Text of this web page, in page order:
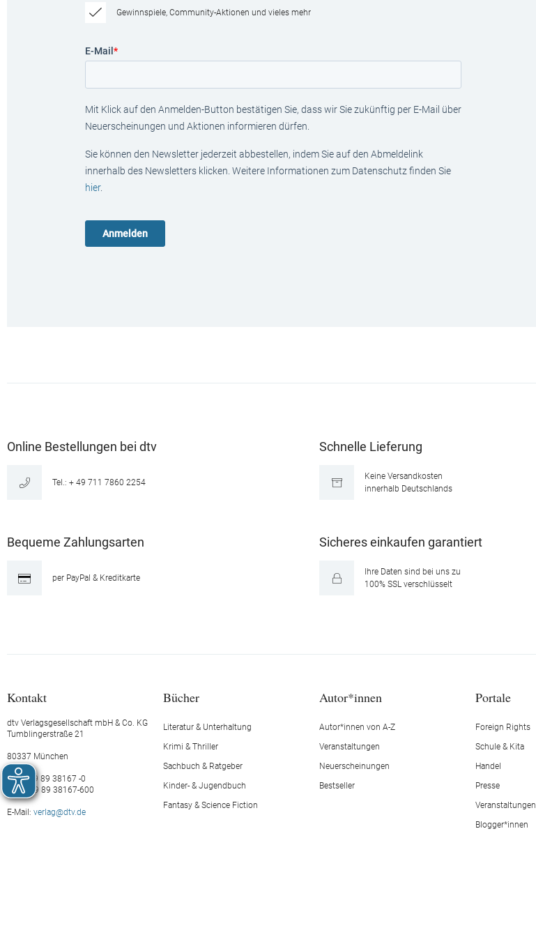
Gewinnspiele, Community-Aktionen und vieles mehr
E-Mail *
Mit Klick auf den Anmelden-Button bestätigen Sie, dass wir Sie zukünftig per E-Mail über
Neuerscheinungen und Aktionen informieren dürfen.
Sie können den Newsletter jederzeit abbestellen, indem Sie auf den Abmeldelink
innerhalb des Newsletters klicken. Weitere Informationen zum Datenschutz finden Sie
hier.
Online Bestellungen bei dtv
Tel.: + 49 711 7860 2254
Schnelle Lieferung
Keine Versandkosten
innerhalb Deutschlands
Bequeme Zahlungsarten
per PayPal & Kreditkarte
Sicheres einkaufen garantiert
Ihre Daten sind bei uns zu
100% SSL verschlüsselt
Kontakt
dtv Verlagsgesellschaft mbH & Co. KG
Tumblingerstraße 21
80337 München
Tel.: +49 89 38167 -0
Fax: +49 89 38167-600
E-Mail: verlag@dtv.de
Bücher
Literatur & Unterhaltung
Krimi & Thriller
Sachbuch & Ratgeber
Kinder- & Jugendbuch
Fantasy & Science Fiction
Autor*innen
Autor*innen von A-Z
Veranstaltungen
Neuerscheinungen
Bestseller
Portale
Foreign Rights
Schule & Kita
Handel
Presse
Veranstaltungen
Blogger*innen